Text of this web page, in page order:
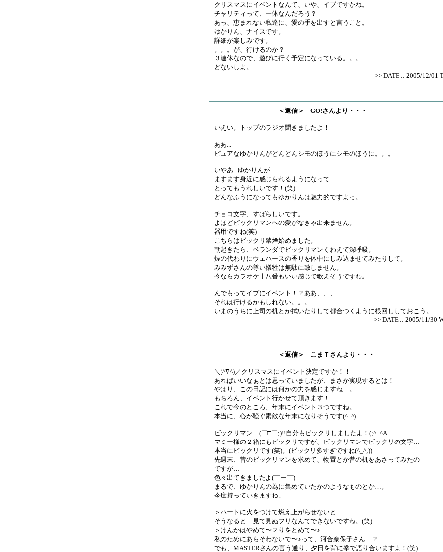
クリスマスにイベントなんて、いや、イブですかね。
チャリティって、一体なんだろう？
あっ、恵まれない私達に、愛の手を出すと言うこと。
ゆかりん、ナイスです。
詳細が楽しみです。
。。。が、行けるのか？
３連休なので、遊びに行く予定になっている。。。
どないしよ。
>> DATE :: 2005/12/01
＜返信＞ GO!さんより・・・
いえい。トップのラジオ聞きましたよ！
ああ...
ピュアなゆかりんがどんどんシモのほうにシモのほうに。。。
いやあ...ゆかりんが...
ますます身近に感じられるようになって
とってもうれしいです！(笑)
どんなふうになってもゆかりんは魅力的ですよっ。
チョコ文字、すばらしいです。
よほどビックリマンへの愛がなきゃ出来ません。
器用ですね(笑)
こちらはビックリ禁煙始めました。
朝起きたら、ベランダでビックリマンくわえて深呼吸。
煙の代わりにウェハースの香りを体中にしみ込ませてみたりして。
みみずさんの尊い犠牲は無駄に致しません。
今ならカラオケ十八番もいい感じで歌えそうですわ。
んでもってイブにイベント！？ああ、、、
それは行けるかもしれない。。。
いまのうちに上司の机とか拭いたりして都合つくように根回ししておこう。
>> DATE :: 2005/11/30
＜返信＞ こまＴさんより・・・
＼(^∇^)／クリスマスにイベント決定ですか！！
あればいいなぁとは思っていましたが、まさか実現するとは！
やはり、この日記には何かの力を感じますね…。
もちろん、イベント行かせて頂きます！
これで今のところ、年末にイベント３つですね。
本当に、心が騒ぐ素敵な年末になりそうです(^_^)
ビックリマン…(￣□￣;)!!自分もビックリしましたよ！(;^_^A
マミー様の２箱にもビックリですが、ビックリマンでビックリの文字…
本当にビックリです(笑)。(ビックリ多すぎですね(^_^;))
先週末、昔のビックリマンを求めて、物置とか昔の机をあさってみたの
ですが…
色々出てきましたよ(￣ー￣)
まるで、ゆかりんの為に集めていたかのようなものとか…。
今度持っていきますね。
＞ハートに火をつけて燃え上がらせないと
そうなると…見て見ぬフリなんてできないですね。(笑)
＞けんかはやめて〜２りをとめて〜♪
私のためにあらそわないで〜♪って、河合奈保子さん…？
でも、MASTERさんの言う通り、夕日を背に拳で語り合いますよ！(笑)